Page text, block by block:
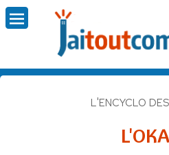
L'ENCYCLO